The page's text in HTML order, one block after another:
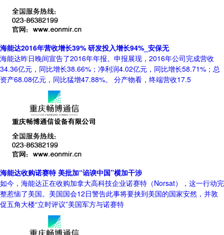
海能达2016年营收增长39% 研发投入增长94%_安保无
海能达昨日晚间宣告了2016年年报。申报展现，2016年公司完成营收
34.36亿元，同比增长38.66%；净利润4.02亿元，同比增长58.71%；总
资产68.08亿元，同比猛增47.88%。 分产物看，终端营收17.5
海能达收购诺赛特 美批加“谄谀中国”横加干涉
如今，海能达正在收购加拿大高科技企业诺赛特（Norsat），这一行动完
整惹恼了美国。美国国会12日警告此事将要挟到美国的国家安然，并敦
促五角大楼“立时评议”美国军方与诺赛特